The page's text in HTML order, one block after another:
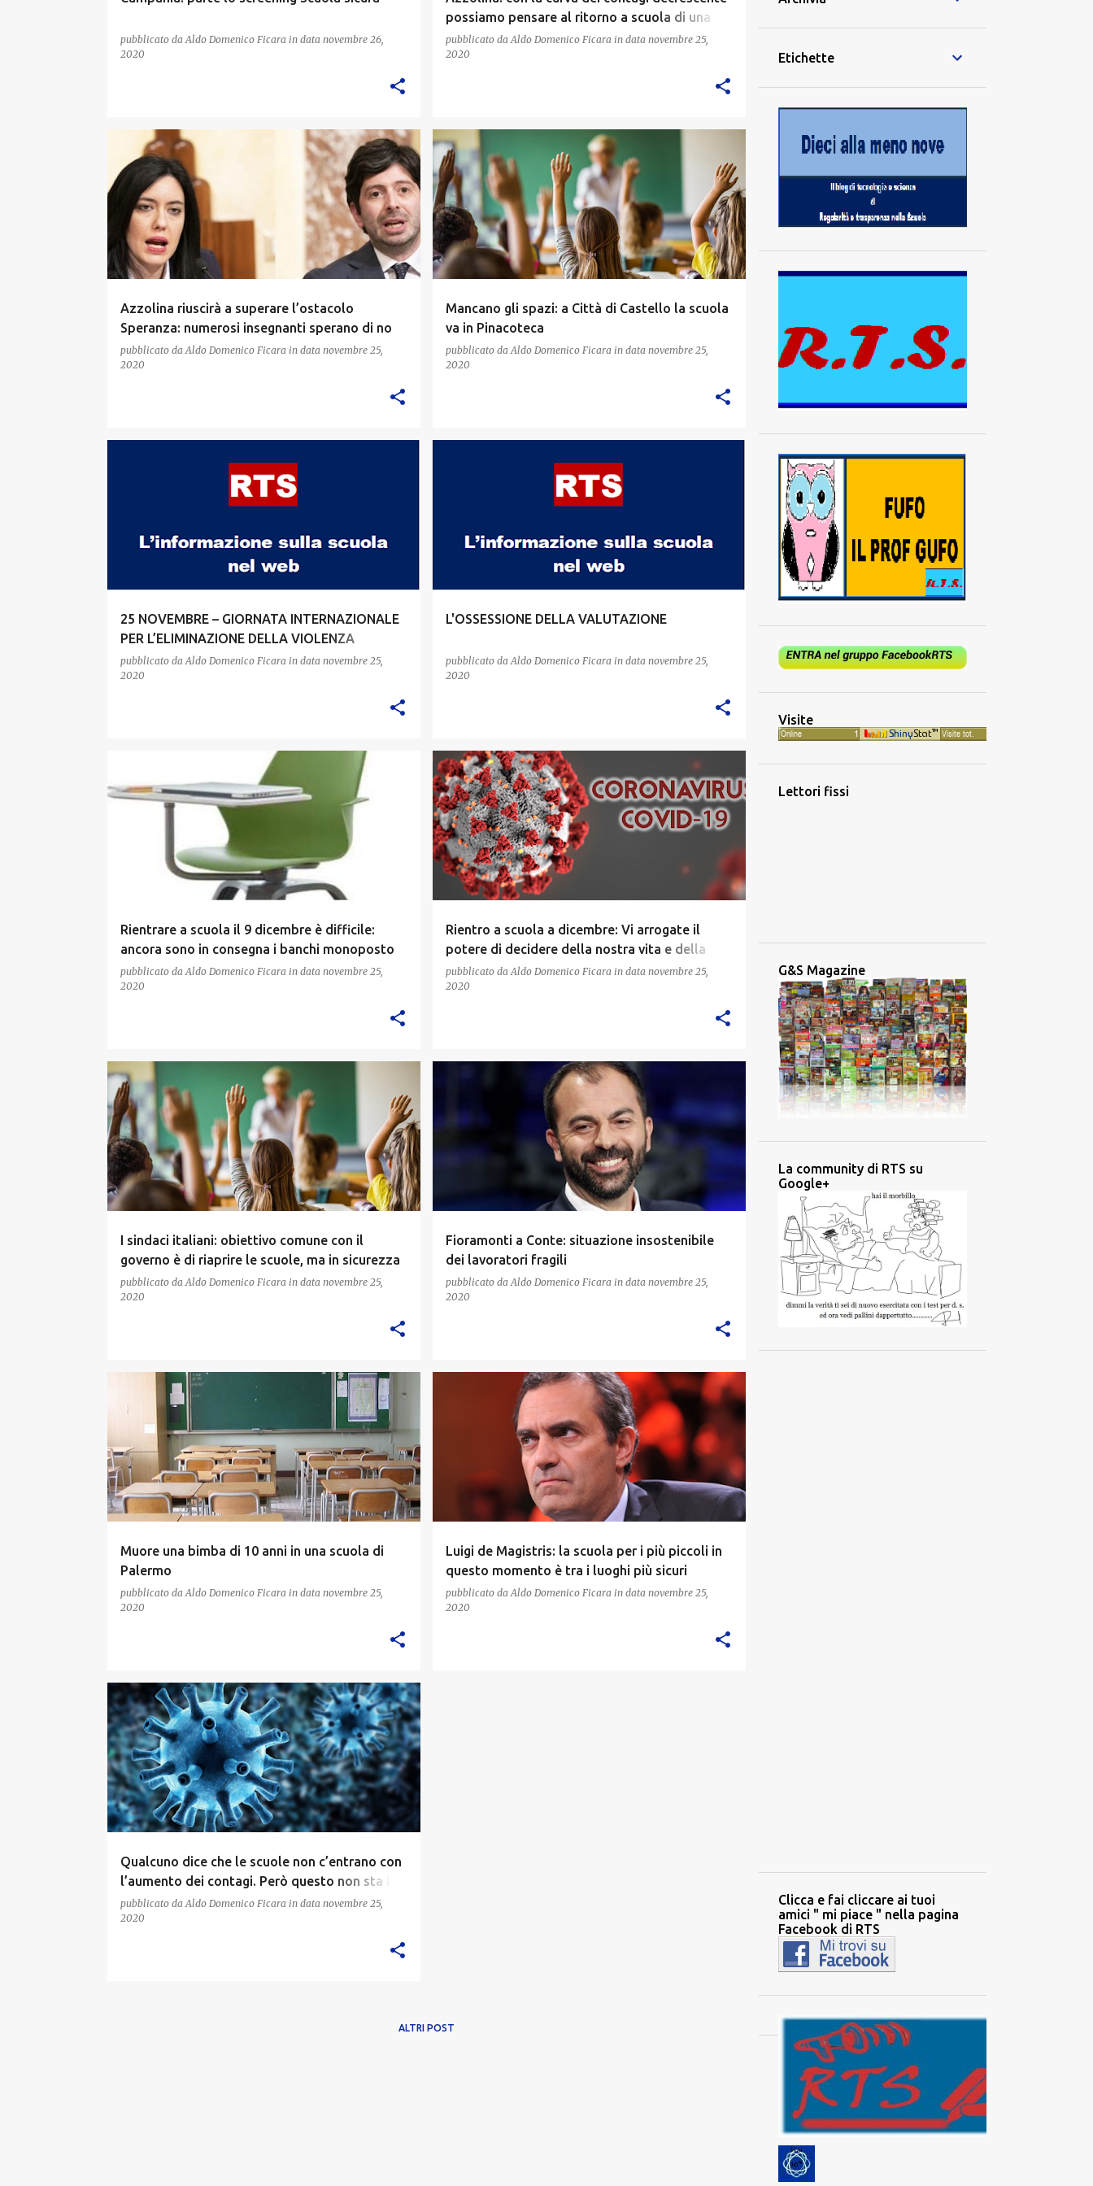
pubblicato da Aldo Domenico Ficara in data novembre 26,
2020
possiamo pensare al ritorno a scuola di una
parte degli studenti delle superiori
pubblicato da Aldo Domenico Ficara in data novembre 25,
2020
Azzolina riuscirà a superare l’ostacolo
Speranza: numerosi insegnanti sperano di no
pubblicato da Aldo Domenico Ficara in data novembre 25,
2020
Mancano gli spazi: a Città di Castello la scuola
va in Pinacoteca
pubblicato da Aldo Domenico Ficara in data novembre 25,
2020
25 NOVEMBRE – GIORNATA INTERNAZIONALE
PER L’ELIMINAZIONE DELLA VIOLENZA
CONTRO LE DONNE
pubblicato da Aldo Domenico Ficara in data novembre 25,
2020
L'OSSESSIONE DELLA VALUTAZIONE
pubblicato da Aldo Domenico Ficara in data novembre 25,
2020
Rientrare a scuola il 9 dicembre è difficile:
ancora sono in consegna i banchi monoposto
pubblicato da Aldo Domenico Ficara in data novembre 25,
2020
Rientro a scuola a dicembre: Vi arrogate il
potere di decidere della nostra vita e della
nostra salute
pubblicato da Aldo Domenico Ficara in data novembre 25,
2020
I sindaci italiani: obiettivo comune con il
governo è di riaprire le scuole, ma in sicurezza
pubblicato da Aldo Domenico Ficara in data novembre 25,
2020
Fioramonti a Conte: situazione insostenibile
dei lavoratori fragili
pubblicato da Aldo Domenico Ficara in data novembre 25,
2020
Muore una bimba di 10 anni in una scuola di
Palermo
pubblicato da Aldo Domenico Ficara in data novembre 25,
2020
Luigi de Magistris: la scuola per i più piccoli in
questo momento è tra i luoghi più sicuri
pubblicato da Aldo Domenico Ficara in data novembre 25,
2020
Qualcuno dice che le scuole non c’entrano con
l’aumento dei contagi. Però questo non sta in
piedi
pubblicato da Aldo Domenico Ficara in data novembre 25,
2020
ALTRI POST
Etichette
Visite
Lettori fissi
G&S Magazine
La community di RTS su
Google+
Clicca e fai cliccare ai tuoi
amici " mi piace " nella pagina
Facebook di RTS